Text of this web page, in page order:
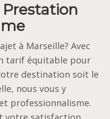
Prestation
à Marseille? Avec
tarif équitable pour
destination soit le
nous vous y
professionnalisme.